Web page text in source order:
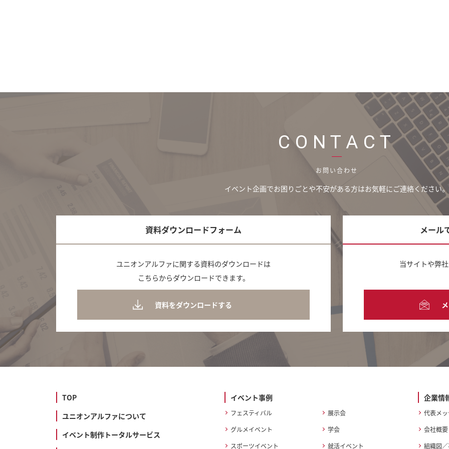
CONTACT
お問い合わせ
イベント企画でお困りごとや不安がある方はお気軽にご連絡ください。
資料ダウンロードフォーム
ユニオンアルファに関する資料のダウンロードは
こちらからダウンロードできます。
資料をダウンロードする
メール
当サイトや弊
TOP
ユニオンアルファについて
イベント制作トータルサービス
イベント事例
フェスティバル
グルメイベント
スポーツイベント
展示会
学会
就活イベント
企業情
代表メ
会社概要
組織図